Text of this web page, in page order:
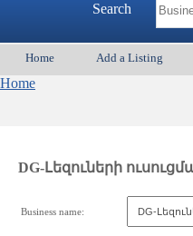
Search
Home Add a Listing
Home
DG-Լեզուների
Business name: